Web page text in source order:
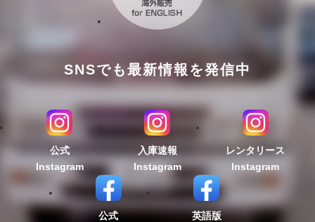
SNSでも最新情報を発信中
公式
Instagram
入庫速報
Instagram
レンタリース
Instagram
公式
英語版